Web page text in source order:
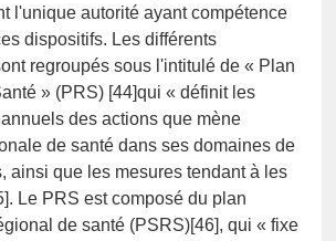
l'unique autorité ayant compétence
dispositifs. Les différents
regroupés sous l'intitulé de « Plan
» (PRS) [44]qui « définit les
des actions que mène
de santé dans ses domaines de
ainsi que les mesures tendant à les
Le PRS est composé du plan
de santé (PSRS)[46], qui « fixe